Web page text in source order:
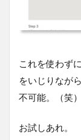
これを使わず
をいじりなが
不可能。（笑）
お試しあれ。